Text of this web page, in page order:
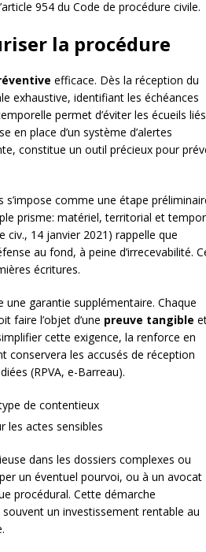
954 du Code de procédure civile.
la procédure
efficace. Dès la réception du
exhaustive, identifiant les échéances
permet d’éviter les écueils liés
en place d’un système d’alertes
constitue un outil précieux pour
comme une étape
prisme: matériel, territorial et
civ., 14 janvier 2021) rappelle que
au fond, à peine d’irrecevabilité.
écritures.
garantie supplémentaire. Chaque
faire l’objet d’une preuve tangible
cette exigence, la renforce en
conservera les accusés de réception
(RPVA, e-Barreau).
de contentieux
les actes sensibles
dans les dossiers complexes ou
un éventuel pourvoi, ou à un avocat
procédural. Cette démarche
un investissement rentable au